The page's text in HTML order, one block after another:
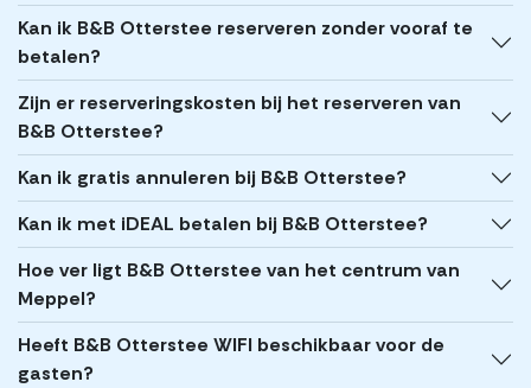
Kan ik B&B Otterstee reserveren zonder vooraf te
betalen?
Zijn er reserveringskosten bij het reserveren van
B&B Otterstee?
Kan ik gratis annuleren bij B&B Otterstee?
Kan ik met iDEAL betalen bij B&B Otterstee?
Hoe ver ligt B&B Otterstee van het centrum van
Meppel?
Heeft B&B Otterstee WIFI beschikbaar voor de
gasten?